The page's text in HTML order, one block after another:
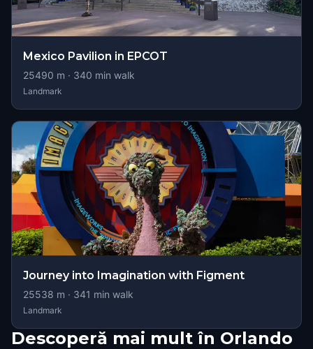
Mexico Pavilion in EPCOT
25490 m · 340 min walk
Landmark
Journey into Imagination with Figment
25538 m · 341 min walk
Landmark
Descoperă mai mult în Orlando